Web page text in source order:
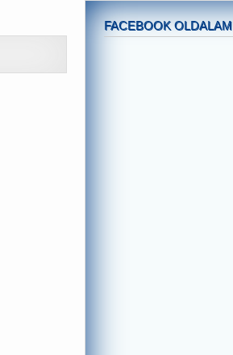
FACEBOOK OLDALAM